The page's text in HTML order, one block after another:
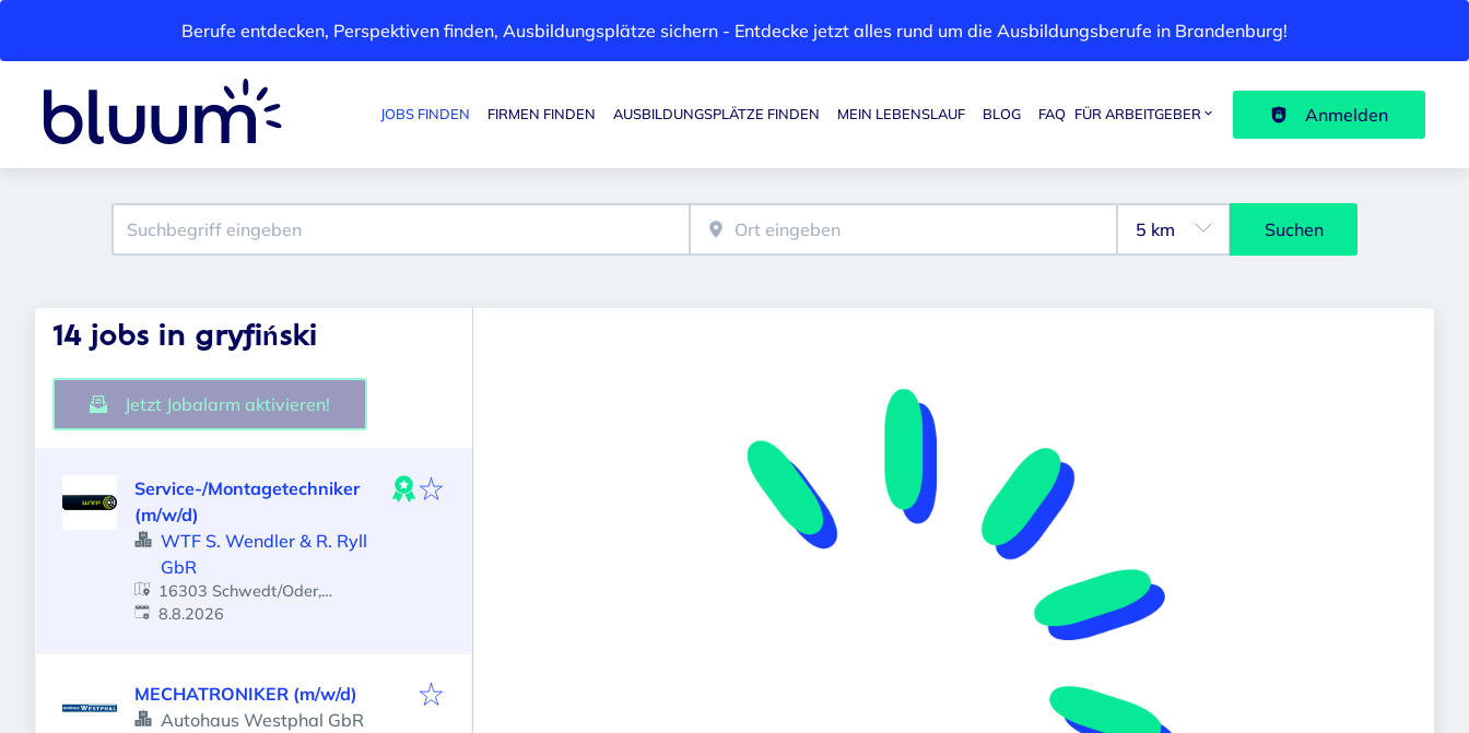
Berufe entdecken, Perspektiven finden, Ausbildungsplätze sichern - Entdecke jetzt alles rund um die Ausbildungsberufe in Brandenburg!
Haupt-Navigation
JOBS FINDEN FIRMEN FINDEN AUSBILDUNGSPLÄTZE FINDEN MEIN LEBENSLAUF BLOG FAQ FÜR ARBEITGEBER Anmelden
Suchen
14 jobs in gryfiński
Jetzt Jobalarm aktivieren!
Service-/Montagetechniker
(m/w/d)
WTF S. Wendler & R. Ryll
GbR
16303 Schwedt/Oder,
Deutschland
Veröffentlicht
8.8.2026
MECHATRONIKER (m/w/d)
Autohaus Westphal GbR